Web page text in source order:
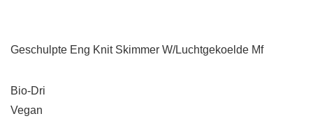
Geschulpte Eng Knit Skimmer W/Luchtgekoelde Mf
Bio-Dri
Vegan